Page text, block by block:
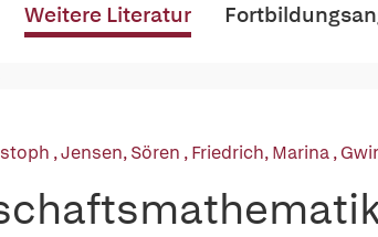
Weitere Literatur
,Jensen, Sören ,Friedrich, Marina,